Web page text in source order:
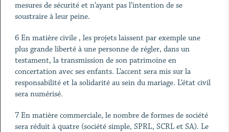
mesures de sécurité et n’ayant pas l’intention de se
soustraire à leur peine.
6 En matière civile , les projets laissent par exemple une
plus grande liberté à une personne de régler, dans un
testament, la transmission de son patrimoine en
concertation avec ses enfants. L’accent sera mis sur la
responsabilité et la solidarité au sein du mariage. L’état civil
sera numérisé.
7 En matière commerciale, le nombre de formes de société
sera réduit à quatre (société simple, SPRL, SCRL et SA). Le